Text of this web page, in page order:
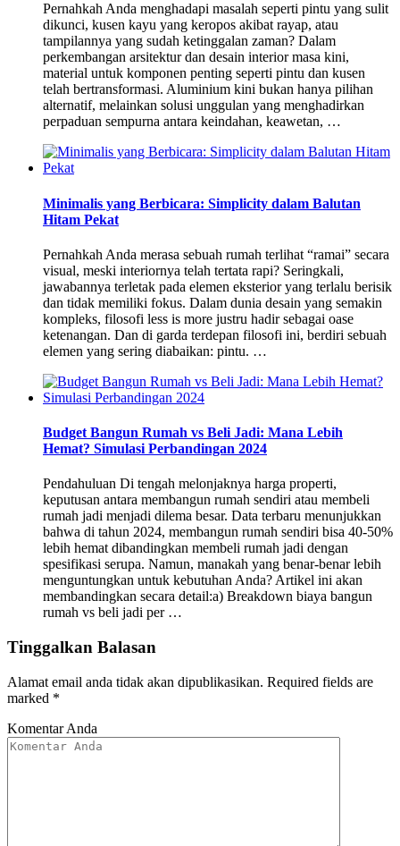
Pernahkah Anda menghadapi masalah seperti pintu yang sulit
dikunci, kusen kayu yang keropos akibat rayap, atau
tampilannya yang sudah ketinggalan zaman? Dalam
perkembangan arsitektur dan desain interior masa kini,
material untuk komponen penting seperti pintu dan kusen
telah bertransformasi. Aluminium kini bukan hanya pilihan
alternatif, melainkan solusi unggulan yang menghadirkan
perpaduan sempurna antara keindahan, keawetan, …
Minimalis yang Berbicara: Simplicity dalam Balutan
Hitam Pekat
Pernahkah Anda merasa sebuah rumah terlihat “ramai” secara
visual, meski interiornya telah tertata rapi? Seringkali,
jawabannya terletak pada elemen eksterior yang terlalu berisik
dan tidak memiliki fokus. Dalam dunia desain yang semakin
kompleks, filosofi less is more justru hadir sebagai oase
ketenangan. Dan di garda terdepan filosofi ini, berdiri sebuah
elemen yang sering diabaikan: pintu. …
Budget Bangun Rumah vs Beli Jadi: Mana Lebih
Hemat? Simulasi Perbandingan 2024
Pendahuluan Di tengah melonjaknya harga properti,
keputusan antara membangun rumah sendiri atau membeli
rumah jadi menjadi dilema besar. Data terbaru menunjukkan
bahwa di tahun 2024, membangun rumah sendiri bisa 40-50%
lebih hemat dibandingkan membeli rumah jadi dengan
spesifikasi serupa. Namun, manakah yang benar-benar lebih
menguntungkan untuk kebutuhan Anda? Artikel ini akan
membandingkan secara detail:a) Breakdown biaya bangun
rumah vs beli jadi per …
Tinggalkan Balasan
Alamat email anda tidak akan dipublikasikan. Required fields are
marked *
Komentar Anda